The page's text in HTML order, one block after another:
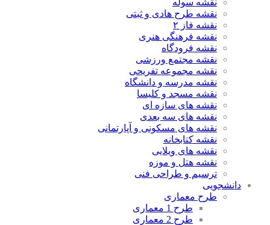
نقشه سوله
نقشه طرح هادی و ثبتی
نقشه فاز ۲
نقشه فرهنگی هنری
نقشه فرودگاه
نقشه مجتمع ورزشی
نقشه مجموعه تفریحی
نقشه مدرسه و دانشگاه
نقشه مسجد و کلیسا
نقشه های سازه ای
نقشه های سه بعدی
نقشه های مسکونی و آپارتمانی
نقشه کتابخانه
نقشه های ویلایی
نقشه هتل و موزه
ترسیم و طراحی فنی
دانشجویی
طرح معماری
طرح 1 معماری
طرح 2 معماری